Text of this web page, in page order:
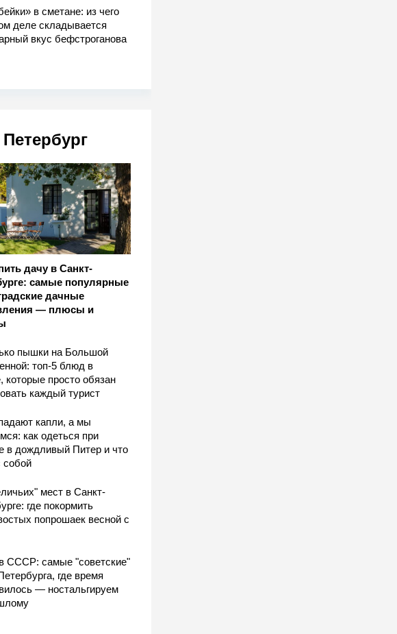
в сметане: из чего
деле складывается
вкус бефстроганова
дачу в Санкт-
самые популярные
дачные
— плюсы и
пышки на Большой
топ-5 блюд в
которые просто обязан
каждый турист
капли, а мы
как одеться при
в дождливый Питер и что
собой
мест в Санкт-
где покормить
попрошаек весной с
СССР: самые "советские"
где время
— ностальгируем